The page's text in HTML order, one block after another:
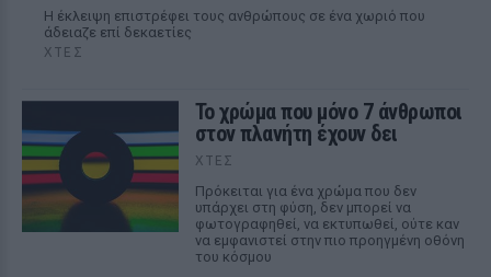
Η έκλειψη επιστρέφει τους ανθρώπους σε ένα χωριό που
άδειαζε επί δεκαετίες
ΧΤΕΣ
Το χρώμα που μόνο 7 άνθρωποι
στον πλανήτη έχουν δει
ΧΤΕΣ
Πρόκειται για ένα χρώμα που δεν
υπάρχει στη φύση, δεν μπορεί να
φωτογραφηθεί, να εκτυπωθεί, ούτε καν
να εμφανιστεί στην πιο προηγμένη οθόνη
του κόσμου